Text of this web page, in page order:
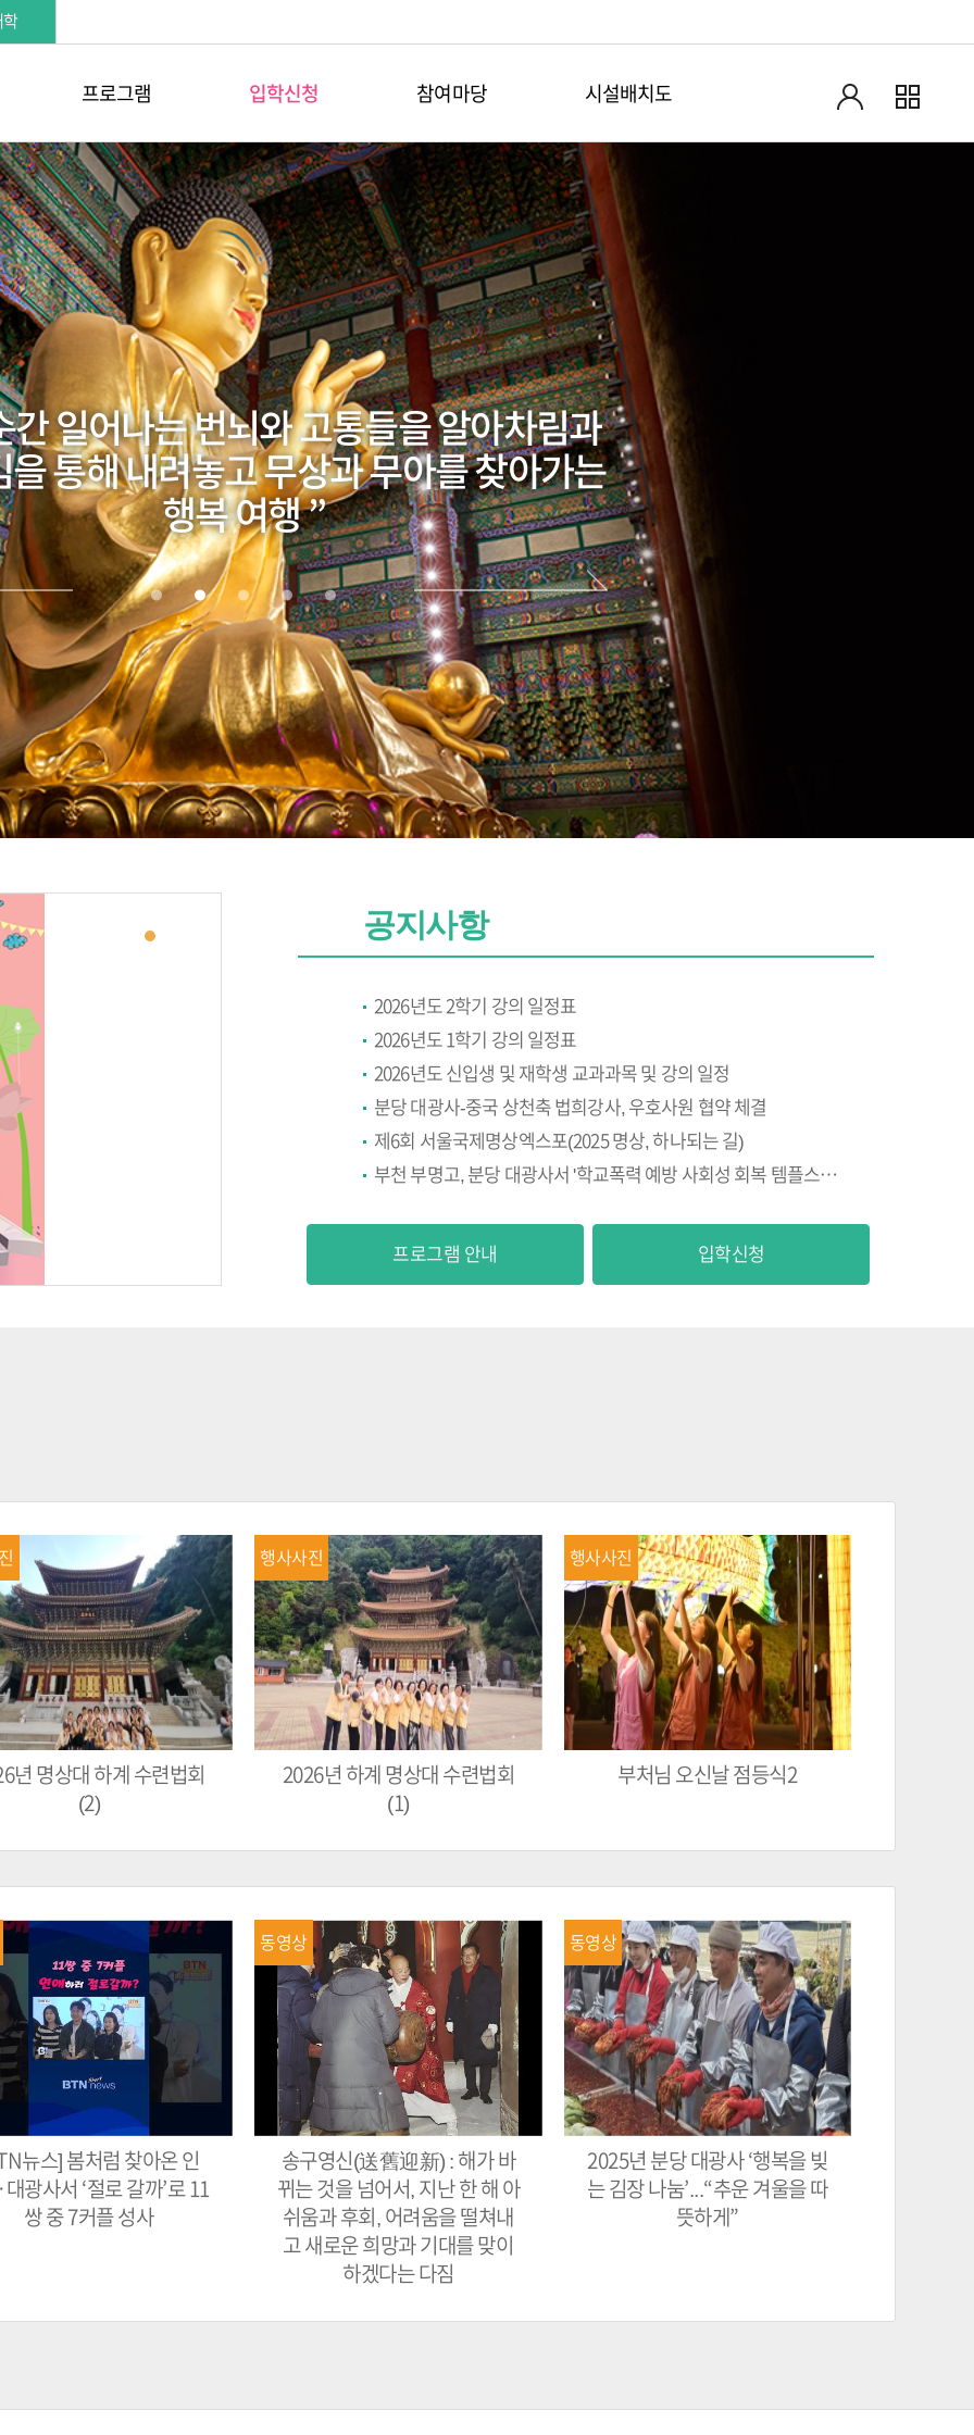
학
프로그램 입학신청 참여마당 시설배치도
간 일어나는 번뇌와 고통들을 알아차림과
을 통해 내려놓고 무상과 무아를 찾아가는
행복 여행 ”
공지사항
2026년도 2학기 강의 일정표
2026년도 1학기 강의 일정표
2026년도 신입생 및 재학생 교과과목 및 강의 일정
분당 대광사-중국 상천축 법희강사, 우호사원 협약 체결
제6회 서울국제명상엑스포(2025 명상, 하나되는 길)
부천 부명고, 분당 대광사서 '학교폭력 예방 사회성 회복 템플스테이'
프로그램 안내 입학신청
년 명상대 하계 수련법회
(2)
행사사진
2026년 하계 명상대 수련법회
(1)
행사사진
부처님 오신날 점등식2
뉴스] 봄처럼 찾아온 인
광사서 ‘절로 갈까’로 11
쌍 중 7커플 성사
동영상
송구영신(送舊迎新) : 해가 바
뀌는 것을 넘어서, 지난 한 해 아
쉬움과 후회, 어려움을 떨쳐내
고 새로운 희망과 기대를 맞이
하겠다는 다짐
동영상
2025년 분당 대광사 ‘행복을 빚
는 김장 나눔’...“추운 겨울을 따
뜻하게”